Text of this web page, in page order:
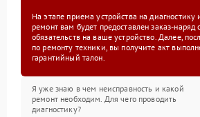
На этапе приема устройства на
ремонт вам будет предоставлен заказ-наряд
обязательств на ваше устройство. Далее,
по ремонту техники, вы получите акт
гарантийный талон.
Я уже знаю в чем неисправность и какой
ремонт необходим. Для чего проводить
диагностику?